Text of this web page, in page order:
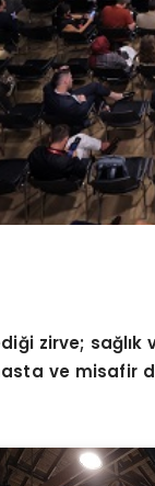
zirve; sağlık
ve misafir